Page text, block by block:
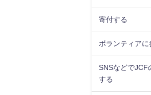
寄付する
ボランティアに
SNSなどでJCF
する